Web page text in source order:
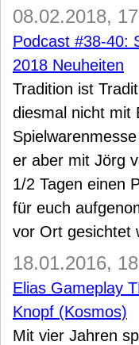
08.02.2018,
Podcast #38-40:
2018 Neuheiten
Tradition ist
diesmal nicht mit
er aber mit Jörg
1/2 Tagen einen
für euch
vor Ort gesichtet
18.01.2016,
Elias Gameplay
Knopf (Kosmos)
Mit vier Jahren